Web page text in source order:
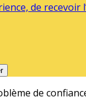
de recevoir
de